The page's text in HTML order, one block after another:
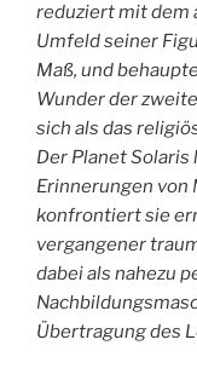
reduziert mit dem
Umfeld seiner
Maß, und
Wunder der
sich als das
Der Planet
Erinnerungen von
konfrontiert sie
vergangener
dabei als nahezu
Übertragung des